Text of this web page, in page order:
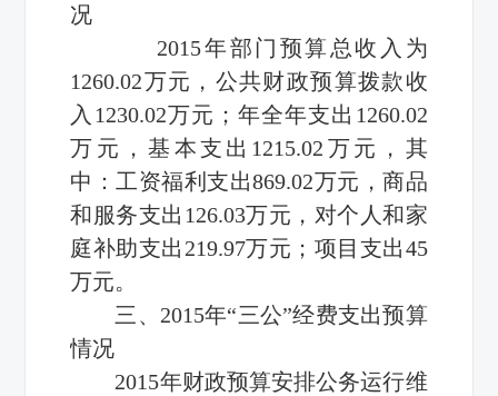
况
2015年部门预算总收入为
1260.02万元，公共财政预算拨款收
入1230.02万元；年全年支出1260.02
万元，基本支出1215.02万元，其
中：工资福利支出869.02万元，商品
和服务支出126.03万元，对个人和家
庭补助支出219.97万元；项目支出45
万元。
三、2015年“三公”经费支出预算
情况
2015年财政预算安排公务运行维